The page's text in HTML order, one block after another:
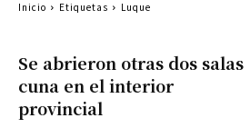
Se abrieron otras dos salas
cuna en el interior
provincial
Inicio Etiquetas Luque